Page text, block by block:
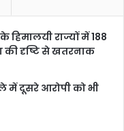
हिमालयी राज्यों में 188
दृष्टि से खतरनाक
दूसरे आरोपी को भी